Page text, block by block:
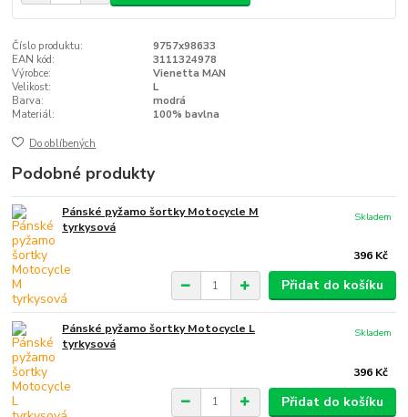
Číslo produktu:
9757x98633
EAN kód:
3111324978
Výrobce:
Vienetta MAN
Velikost:
L
Barva:
modrá
Materiál:
100% bavlna
Do oblíbených
Podobné produkty
Pánské pyžamo šortky Motocycle M
tyrkysová
396 Kč
Skladem
Přidat do košíku
Pánské pyžamo šortky Motocycle L
tyrkysová
396 Kč
Skladem
Přidat do košíku